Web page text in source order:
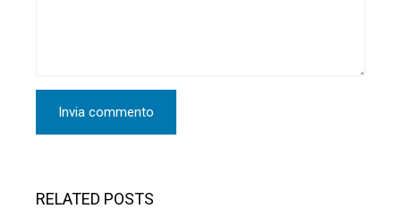
RELATED POSTS